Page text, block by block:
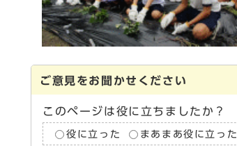
ご意見をお聞かせください
このページは役に立ちましたか？
役に立った まあまあ役に立った